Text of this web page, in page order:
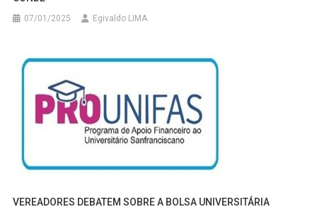
07/01/2025 Egivaldo LIMA
VEREADORES DEBATEM SOBRE A BOLSA UNIVERSITÁRIA